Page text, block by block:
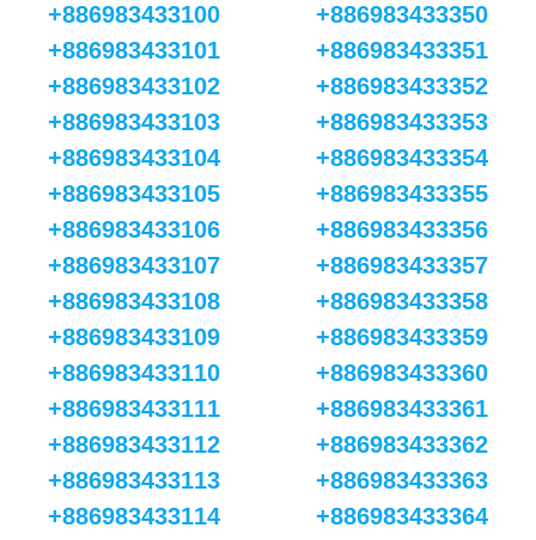
+886983433100
+886983433101
+886983433102
+886983433103
+886983433104
+886983433105
+886983433106
+886983433107
+886983433108
+886983433109
+886983433110
+886983433111
+886983433112
+886983433113
+886983433114
+886983433350
+886983433351
+886983433352
+886983433353
+886983433354
+886983433355
+886983433356
+886983433357
+886983433358
+886983433359
+886983433360
+886983433361
+886983433362
+886983433363
+886983433364